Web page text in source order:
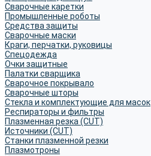
Сварочные каретки
Промышленные роботы
Средства защиты
Сварочные маски
Краги, перчатки, руковицы
Спецодежда
Очки защитные
Палатки сварщика
Сварочное покрывало
Сварочные шторы
Стекла и комплектующие для масок
Респираторы и фильтры
Плазменная резка (CUT)
Источники (CUT)
Станки плазменной резки
Плазмотроны